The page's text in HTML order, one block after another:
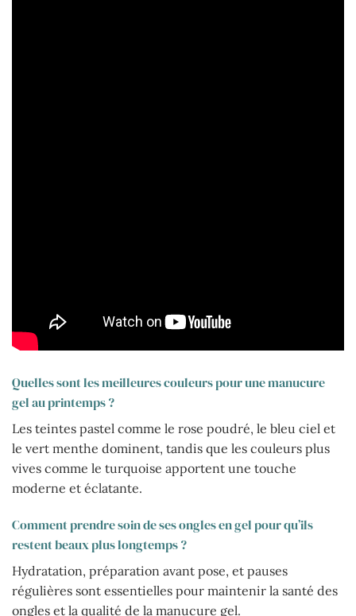
Quelles sont les meilleures couleurs pour une manucure
gel au printemps ?
Les teintes pastel comme le rose poudré, le bleu ciel et
le vert menthe dominent, tandis que les couleurs plus
vives comme le turquoise apportent une touche
moderne et éclatante.
Comment prendre soin de ses ongles en gel pour qu’ils
restent beaux plus longtemps ?
Hydratation, préparation avant pose, et pauses
régulières sont essentielles pour maintenir la santé des
ongles et la qualité de la manucure gel.